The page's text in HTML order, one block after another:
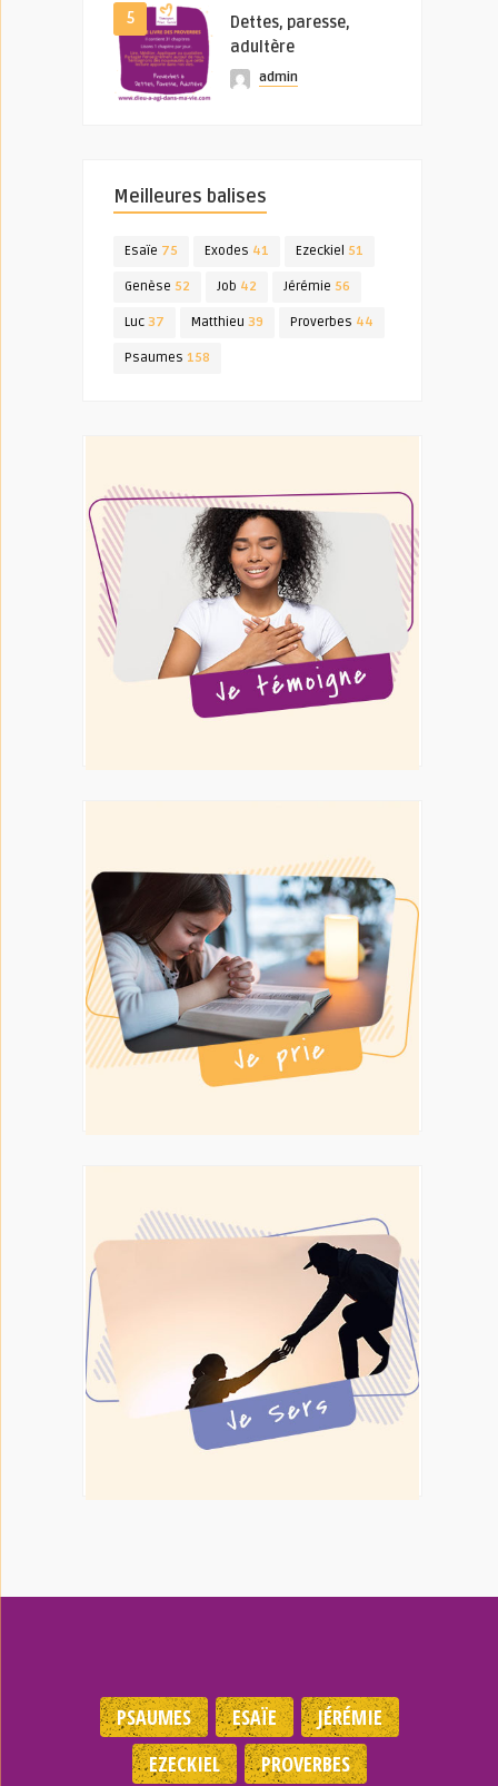
5
Dettes, paresse,
adultère
admin
Meilleures balises
Esaïe 75 Exodes 41 Ezeckiel 51
Genèse 52 Job 42 Jérémie 56
Luc 37 Matthieu 39 Proverbes 44
Psaumes 158
PSAUMES ESAÏE
JÉRÉMIE
EZECKIEL
PROVERBES